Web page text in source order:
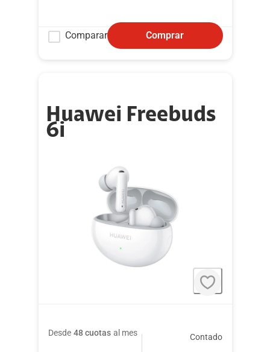
Comparar Comprar
Huawei Freebuds
6i
Desde 48 cuotas al mes Contado